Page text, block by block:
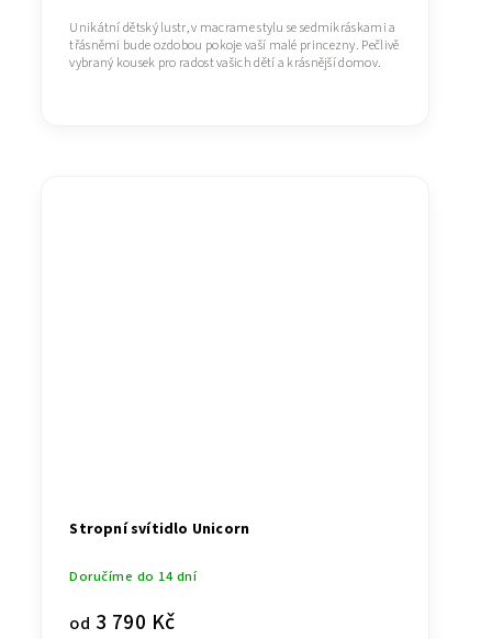
Unikátní dětský lustr, v macrame stylu se sedmikráskami a
třásněmi bude ozdobou pokoje vaší malé princezny. Pečlivě
vybraný kousek pro radost vašich dětí a krásnější domov.
Stropní svítidlo Unicorn
Doručíme do 14 dní
od 3 790 Kč